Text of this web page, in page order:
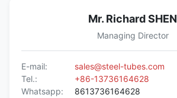
Mr. Richard SHEN
Managing Director
E-mail:
sales@steel-tubes.com
Tel.:
+86-13736164628
Whatsapp:
8613736164628